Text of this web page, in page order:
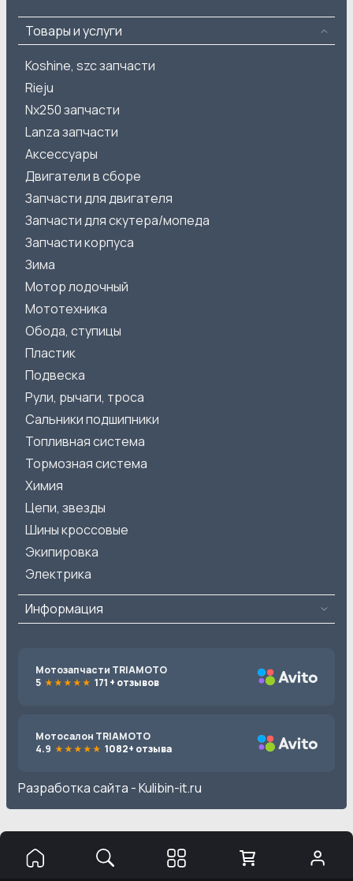
Товары и услуги
Koshine, szc запчасти
Rieju
Nx250 запчасти
Lanza запчасти
Аксессуары
Двигатели в сборе
Запчасти для двигателя
Запчасти для скутера/мопеда
Запчасти корпуса
Зима
Мотор лодочный
Мототехника
Обода, ступицы
Пластик
Подвеска
Рули, рычаги, троса
Сальники подшипники
Топливная система
Тормозная система
Химия
Цепи, звезды
Шины кроссовые
Экипировка
Электрика
Информация
Мотозапчасти TRIAMOTO
5
171 + отзывов
Мотосалон TRIAMOTO
4.9
1082+ отзыва
Разработка сайта -Kulibin-it.ru